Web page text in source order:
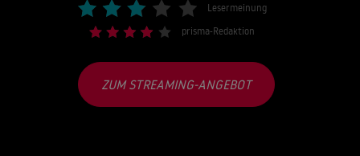
Lesermeinung
prisma-Redaktion
ZUM STREAMING-ANGEBOT